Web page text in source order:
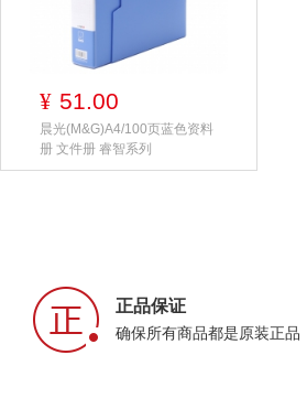
¥ 51.00
晨光(M&G)A4/100页蓝色资料
册 文件册 睿智系列
正品保证
确保所有商品都是原装正品